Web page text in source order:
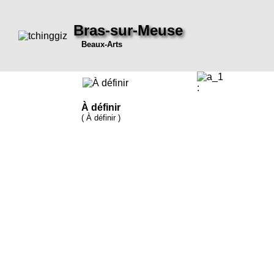
Bras-sur-Meuse
Beaux-Arts
À définir
( À définir )
: